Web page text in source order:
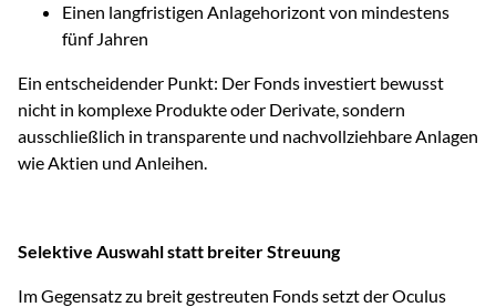
Einen langfristigen Anlagehorizont von mindestens
fünf Jahren
Ein entscheidender Punkt: Der Fonds investiert bewusst
nicht in komplexe Produkte oder Derivate, sondern
ausschließlich in transparente und nachvollziehbare Anlagen
wie Aktien und Anleihen.
Selektive Auswahl statt breiter Streuung
Im Gegensatz zu breit gestreuten Fonds setzt der Oculus